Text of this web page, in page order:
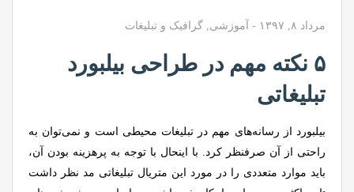
مرداد ۸, ۱۳۹۷ - آموزشی گرافیک و تبلیغات
۵ نکته مهم در طراحی بیلبورد
تبلیغاتی
بیلبورد از رسانه‌های مهم در تبلیغات محیطی است و نمی‌توان به
راحتی از آن صرفنظر کرد. با اینحال با توجه به پرهزینه بودن آن،
باید موارد متعددی را در مورد این متریال تبلیغاتی مد نظر داشت